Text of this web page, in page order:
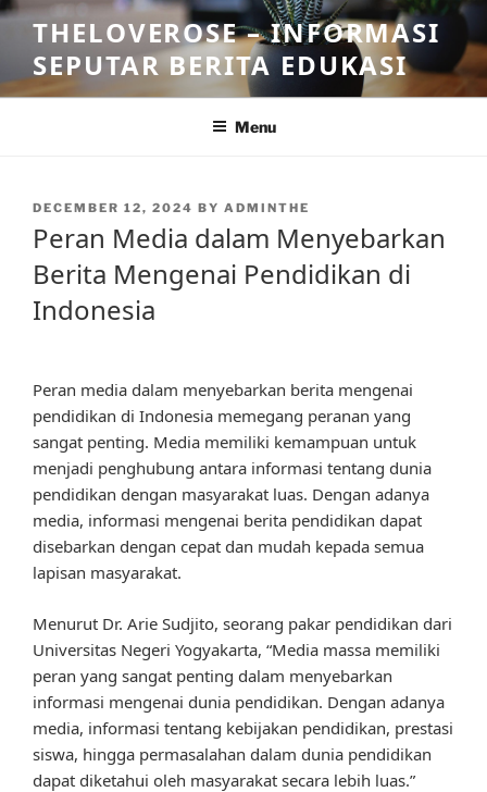
Skip
content
THELOVEROSE – INFORMASI
SEPUTAR BERITA EDUKASI
Menu
POSTED
DECEMBER 12, 2024 BY ADMINTHE
Peran Media dalam Menyebarkan
Berita Mengenai Pendidikan di
Indonesia
Peran media dalam menyebarkan berita mengenai
pendidikan di Indonesia memegang peranan yang
sangat penting. Media memiliki kemampuan untuk
menjadi penghubung antara informasi tentang dunia
pendidikan dengan masyarakat luas. Dengan adanya
media, informasi mengenai berita pendidikan dapat
disebarkan dengan cepat dan mudah kepada semua
lapisan masyarakat.
Menurut Dr. Arie Sudjito, seorang pakar pendidikan dari
Universitas Negeri Yogyakarta, “Media massa memiliki
peran yang sangat penting dalam menyebarkan
informasi mengenai dunia pendidikan. Dengan adanya
media, informasi tentang kebijakan pendidikan, prestasi
siswa, hingga permasalahan dalam dunia pendidikan
dapat diketahui oleh masyarakat secara lebih luas.”